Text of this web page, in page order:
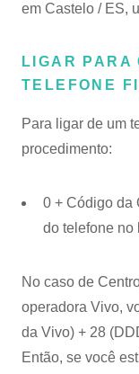
em Castelo / ES,
LIGAR PARA
TELEFONE
Para ligar de um
procedimento:
0 + Código da
do telefone no
No caso de
operadora Vivo,
da Vivo) + 28
Então, se você